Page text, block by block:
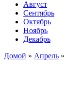
Август
Сентябрь
Октябрь
Ноябрь
Декабрь
Домой » Апрель »